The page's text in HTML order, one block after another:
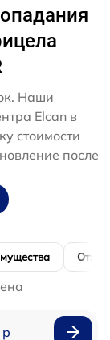
Наши
Elcan в
стоимости
после